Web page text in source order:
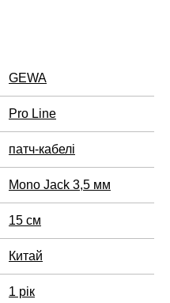
GEWA
Pro Line
патч-кабелі
Mono Jack 3,5 мм
15 см
Китай
1 рік